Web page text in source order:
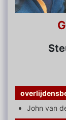
John van